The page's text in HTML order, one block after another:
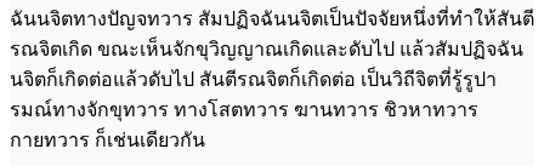
ฉันนจิตทางปัญจทวาร สัมปฏิจฉันนจิตเป็นปัจจัยหนึ่งที่ทำให้สันตี
รณจิตเกิด ขณะเห็นจักขุวิญญาณเกิดและดับไป แล้วสัมปฏิจฉัน
นจิตก็เกิดต่อแล้วดับไป สันตีรณจิตก็เกิดต่อ เป็นวิถีจิตที่รู้รูปา
รมณ์ทางจักขุทวาร ทางโสตทวาร ฆานทวาร ชิวหาทวาร
กายทวาร ก็เช่นเดียวกัน